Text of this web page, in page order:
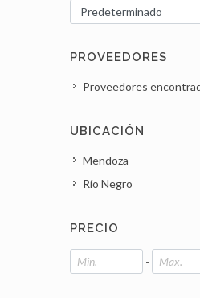
PROVEEDORES
Proveedores
UBICACIÓN
Mendoza
Río Negro
PRECIO
-